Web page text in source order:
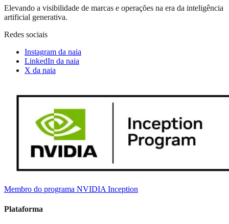
Elevando a visibilidade de marcas e operações na era da inteligência
artificial generativa.
Redes sociais
Instagram da naia
LinkedIn da naia
X da naia
Membro do programa NVIDIA Inception
Plataforma